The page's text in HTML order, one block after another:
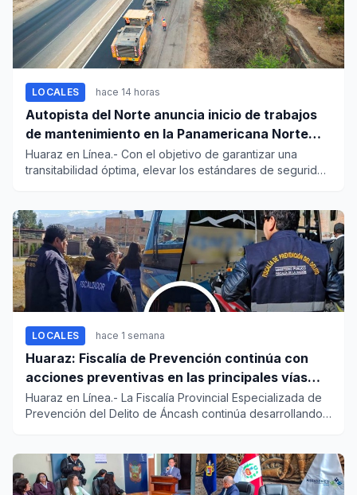
LOCALES hace 14 horas
Autopista del Norte anuncia inicio de trabajos
de mantenimiento en la Panamericana Norte
entre Casma y Chimbote
Huaraz en Línea.- Con el objetivo de garantizar una
transitabilidad óptima, elevar los estándares de seguridad
LOCALES hace 1 semana
Huaraz: Fiscalía de Prevención continúa con
acciones preventivas en las principales vías
regionales
Huaraz en Línea.- La Fiscalía Provincial Especializada de
Prevención del Delito de Áncash continúa desarrollando